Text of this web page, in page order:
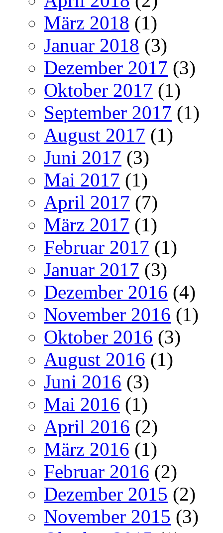
März 2018 (1)
Januar 2018 (3)
Dezember 2017 (3)
Oktober 2017 (1)
September 2017 (1)
August 2017 (1)
Juni 2017 (3)
Mai 2017 (1)
April 2017 (7)
März 2017 (1)
Februar 2017 (1)
Januar 2017 (3)
Dezember 2016 (4)
November 2016 (1)
Oktober 2016 (3)
August 2016 (1)
Juni 2016 (3)
Mai 2016 (1)
April 2016 (2)
März 2016 (1)
Februar 2016 (2)
Dezember 2015 (2)
November 2015 (3)